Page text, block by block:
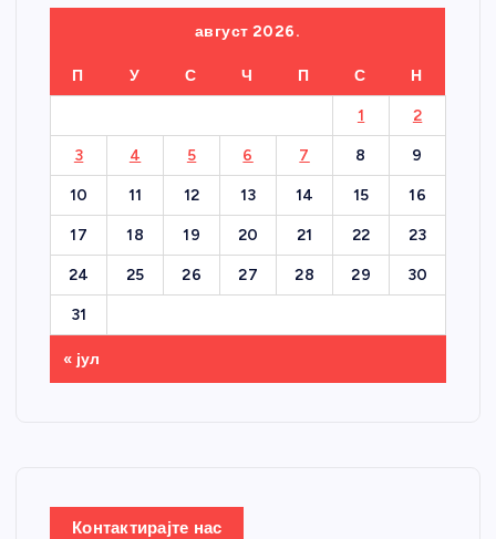
август 2026.
П У С Ч П С Н
1 2
3 4 5 6 7 8 9
10 11 12 13 14 15 16
17 18 19 20 21 22 23
24 25 26 27 28 29 30
31
« јул
Контактирајте нас